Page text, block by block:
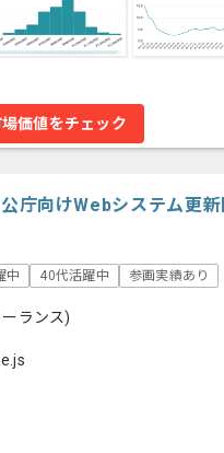
価値をチェック
庁向けWebシステム更
中 40代活躍中 参画実績あり
ランス)